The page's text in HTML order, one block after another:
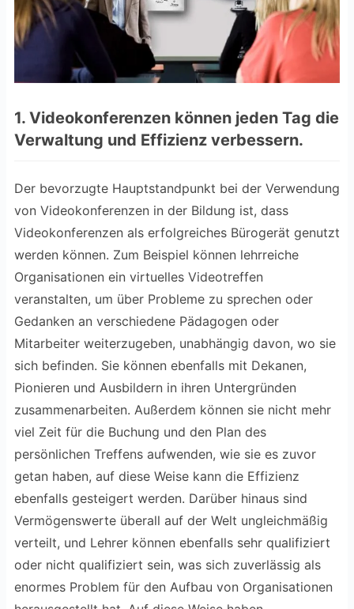
1. Videokonferenzen können jeden Tag die
Verwaltung und Effizienz verbessern.
Der bevorzugte Hauptstandpunkt bei der Verwendung
von Videokonferenzen in der Bildung ist, dass
Videokonferenzen als erfolgreiches Bürogerät genutzt
werden können. Zum Beispiel können lehrreiche
Organisationen ein virtuelles Videotreffen
veranstalten, um über Probleme zu sprechen oder
Gedanken an verschiedene Pädagogen oder
Mitarbeiter weiterzugeben, unabhängig davon, wo sie
sich befinden. Sie können ebenfalls mit Dekanen,
Pionieren und Ausbildern in ihren Untergründen
zusammenarbeiten. Außerdem können sie nicht mehr
viel Zeit für die Buchung und den Plan des
persönlichen Treffens aufwenden, wie sie es zuvor
getan haben, auf diese Weise kann die Effizienz
ebenfalls gesteigert werden. Darüber hinaus sind
Vermögenswerte überall auf der Welt ungleichmäßig
verteilt, und Lehrer können ebenfalls sehr qualifiziert
oder nicht qualifiziert sein, was sich zuverlässig als
enormes Problem für den Aufbau von Organisationen